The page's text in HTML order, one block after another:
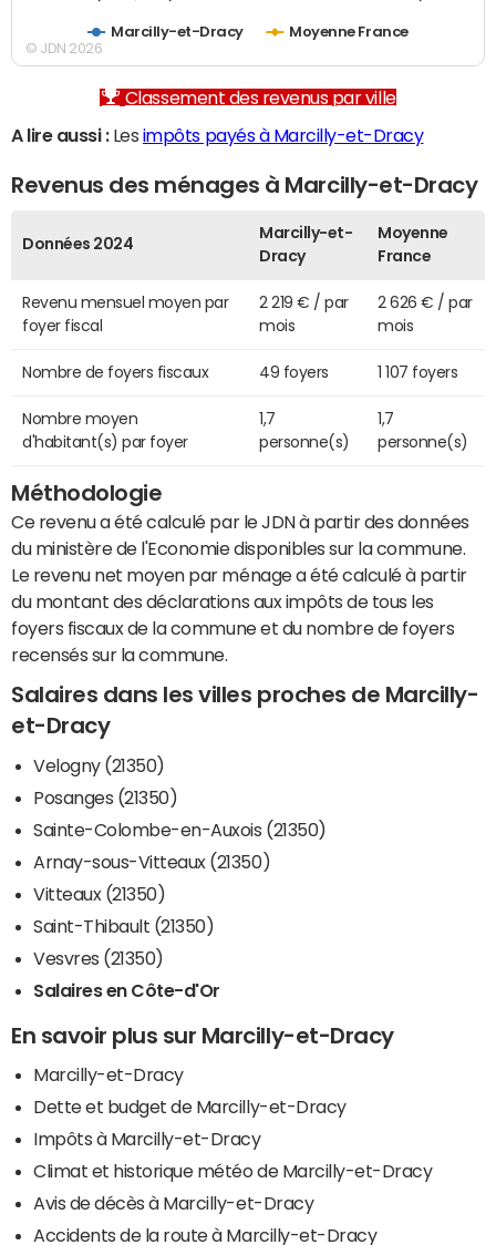
Marcilly-et-Dracy Moyenne France
© JDN 2026
Classement des revenus par ville
A lire aussi :Les impôts payés à Marcilly-et-Dracy
Revenus des ménages à Marcilly-et-Dracy
Données 2024
Marcilly-et-
Dracy
Moyenne
France
Revenu mensuel moyen par
foyer fiscal
2 219 € / par
mois
2 626 € / par
mois
Nombre de foyers fiscaux 49 foyers 1 107 foyers
Nombre moyen
d'habitant(s) par foyer
1,7
personne(s)
1,7
personne(s)
Méthodologie
Ce revenu a été calculé par le JDN à partir des données
du ministère de l'Economie disponibles sur la commune.
Le revenu net moyen par ménage a été calculé à partir
du montant des déclarations aux impôts de tous les
foyers fiscaux de la commune et du nombre de foyers
recensés sur la commune.
Salaires dans les villes proches de Marcilly-
et-Dracy
Velogny (21350)
Posanges (21350)
Sainte-Colombe-en-Auxois (21350)
Arnay-sous-Vitteaux (21350)
Vitteaux (21350)
Saint-Thibault (21350)
Vesvres (21350)
Salaires en Côte-d'Or
En savoir plus sur Marcilly-et-Dracy
Marcilly-et-Dracy
Dette et budget de Marcilly-et-Dracy
Impôts à Marcilly-et-Dracy
Climat et historique météo de Marcilly-et-Dracy
Avis de décès à Marcilly-et-Dracy
Accidents de la route à Marcilly-et-Dracy